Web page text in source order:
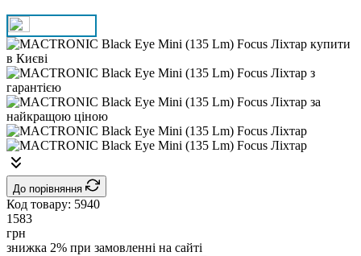
До порівняння
Код товару: 5940
1583
грн
знижка 2% при замовленні на сайті